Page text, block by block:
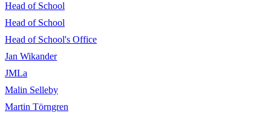
Head of School
Head of School
Head of School's Office
Jan Wikander
JMLa
Malin Selleby
Martin Törngren